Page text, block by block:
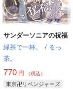
サンダーソニアの祝福
緑茶で一杯。
/ るっ
茶。
770円 （税込）
東京卍リベンジャーズ